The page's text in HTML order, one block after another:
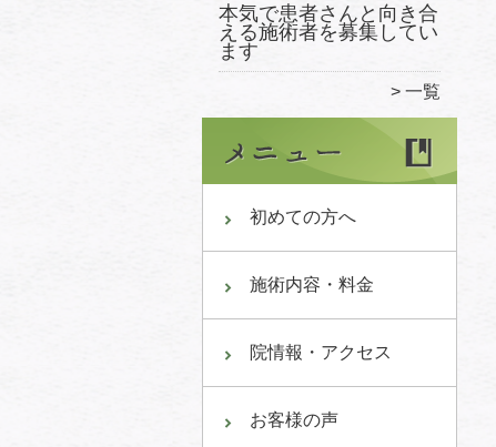
本気で患者さんと向き合
える施術者を募集してい
ます
一覧
初めての方へ
施術内容・料金
院情報・アクセス
お客様の声